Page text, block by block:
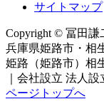
サイトマップ
Copyright © 冨田謙
兵庫県姫路市・相
姫路（姫路市）相
｜会社設立 法人
ページトップへ